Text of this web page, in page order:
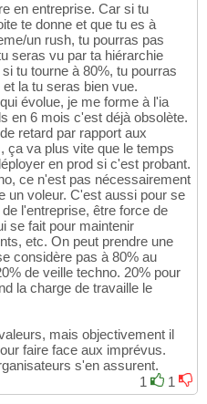
en entreprise. Car si tu
te donne et que tu es à
un rush, tu pourras pas
seras vu par ta hiérarchie
tu tourne à 80%, tu pourras
la tu seras bien vue.
évolue, je me forme à l'ia
en 6 mois c'est déjà obsolète.
retard par rapport aux
ça va plus vite que le temps
en prod si c'est probant.
ce n'est pas nécessairement
un voleur. C'est aussi pour se
l'entreprise, être force de
se fait pour maintenir
etc. On peut prendre une
considère pas à 80% au
de veille techno. 20% pour
la charge de travaille le
mais objectivement il
faire face aux imprévus.
s'en assurent.
1
1